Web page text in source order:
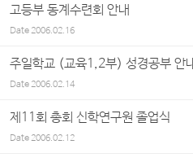
고등부 동계수련회 안내
Date2006.02.16
주일학교 (교육1,2부) 성경공부 안
Date2006.02.14
제11회 총회 신학연구원 졸업식
Date2006.02.12